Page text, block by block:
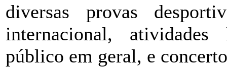
diversas provas
internacional,
público em geral, e